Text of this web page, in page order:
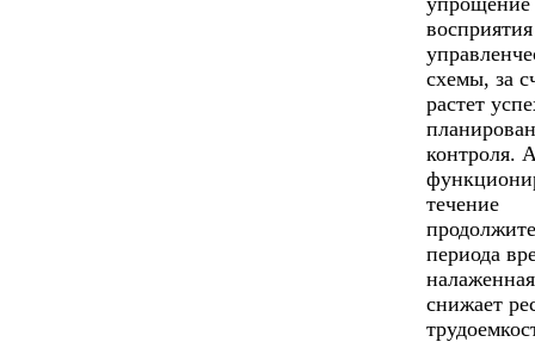
схемы, за
растет
контроля.
течение
периода
снижает